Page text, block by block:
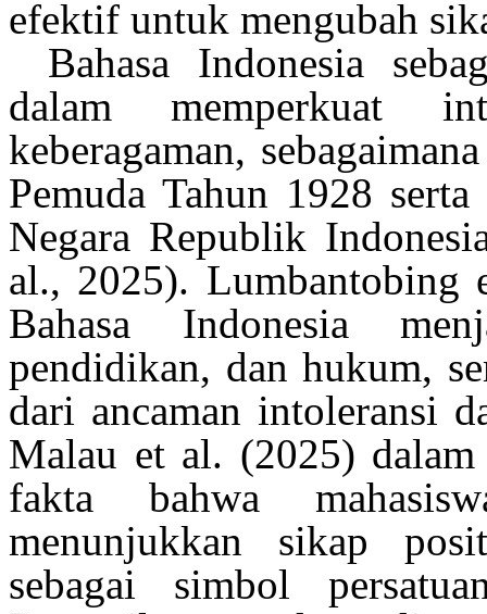
efektif untuk mengubah
Bahasa Indonesia
dalam
memperkuat
keberagaman, sebagaimana
PemudaTahun 1928 serta
Negara Republik
al., 2025). Lumbantobing
Bahasa Indonesia
pendidikan, danhukum,
dari ancaman intoleransi
Malau et al. (2025) dalam
fakta
bahwa
menunjukkan
sikap
sebagai
simbol